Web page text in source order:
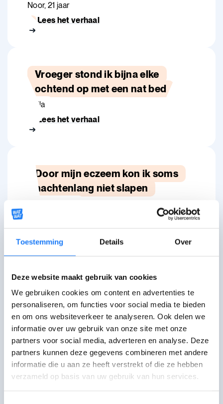
Toestemming Details Over
Deze website maakt gebruik van cookies
We gebruiken cookies om content en advertenties te
personaliseren, om functies voor social media te bieden
en om ons websiteverkeer te analyseren. Ook delen we
informatie over uw gebruik van onze site met onze
partners voor social media, adverteren en analyse. Deze
partners kunnen deze gegevens combineren met andere
informatie die u aan ze heeft verstrekt of die ze hebben
verzameld op basis van uw gebruik van hun services.
Noor, 21 jaar
Lees het verhaal
Vroeger stond ik bijna elke
ochtend op met een nat bed
Bella
Lees het verhaal
Door mijn eczeem kon ik soms
nachtenlang niet slapen
Over mijn bedplassen zeiden ze:
Dit zou toch wel tot haar 18 jaar
kunnen duren
Liesje, 19 jaar
Lees het verhaal